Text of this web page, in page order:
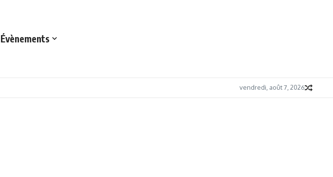
Évènements
vendredi, août 7, 2026